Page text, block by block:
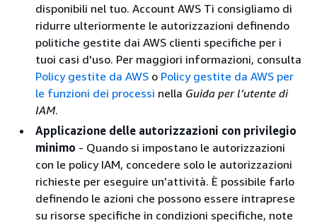
disponibili nel tuo. Account AWS Ti consigliamo di
ridurre ulteriormente le autorizzazioni definendo
politiche gestite dai AWS clienti specifiche per i
tuoi casi d'uso. Per maggiori informazioni, consulta
Policy gestite da AWS o Policy gestite da AWS per
le funzioni dei processi nella Guida per l’utente di
IAM.
Applicazione delle autorizzazioni con privilegio
minimo - Quando si impostano le autorizzazioni
con le policy IAM, concedere solo le autorizzazioni
richieste per eseguire un’attività. È possibile farlo
definendo le azioni che possono essere intraprese
su risorse specifiche in condizioni specifiche, note